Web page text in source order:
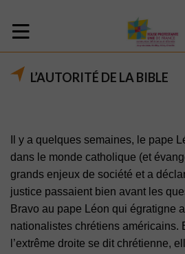
L’AUTORITÉ DE LA BIBLE
Il y a quelques semaines, le pape
dans le monde catholique (et
grands enjeux de société et a
justice passaient bien avant les
Bravo au pape Léon qui égratigne
nationalistes chrétiens américains.
l’extrême droite se dit chrétienne,